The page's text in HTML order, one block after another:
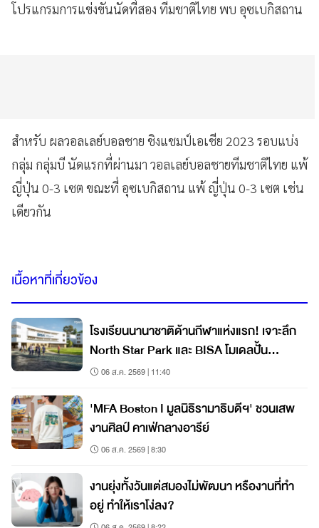
โปรแกรมการแข่งขันนัดที่สอง ทีมชาติไทย พบ อุซเบกิสถาน
สำหรับ ผลวอลเลย์บอลชาย ชิงแชมป์เอเชีย 2023 รอบแบ่ง
กลุ่ม กลุ่มบี นัดแรกที่ผ่านมา วอลเลย์บอลชายทีมชาติไทย แพ้
ญี่ปุ่น 0-3 เซต ขณะที่ อุซเบกิสถาน แพ้ ญี่ปุ่น 0-3 เซต เช่น
เดียวกัน
เนื้อหาที่เกี่ยวข้อง
โรงเรียนนานาชาติด้านกีฬาแห่งแรก! เจาะลึก
North Star Park และ BISA โมเดลปั้น
นักกีฬาแนวใหม่
06 ส.ค. 2569 | 11:40
'MFA Boston I มูลนิธิรามาธิบดีฯ' ชวนเสพ
งานศิลป์ คาเฟ่กลางอารีย์
06 ส.ค. 2569 | 8:30
งานยุ่งทั้งวันแต่สมองไม่พัฒนา หรืองานที่ทำ
อยู่ ทำให้เราโง่ลง?